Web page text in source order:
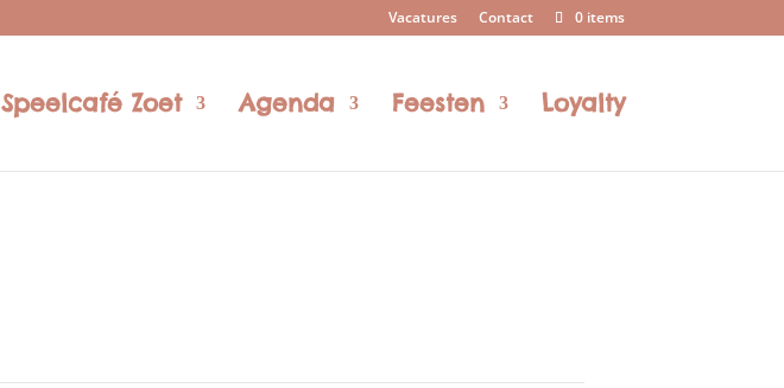
Vacatures Contact 0 items
Speelcafé Zoet Agenda Feesten Loyalty